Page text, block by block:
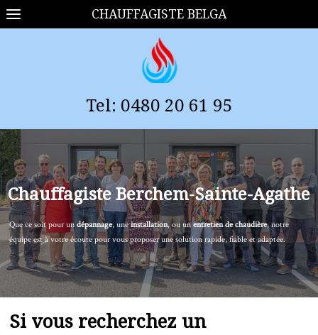
CHAUFFAGISTE BELGA
Tel: 0480 20 61 95
ChauffagisteBerchem-Sainte-Agathe
Que ce soit pour un dépannage, uneinstallation, ou unentretien de chaudière, notre
équipe est à votre écoute pour vous proposer une solution rapide, fiable et adaptée.
Si vous recherchez un